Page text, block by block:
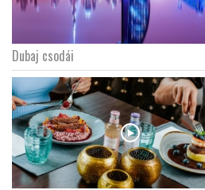
Dubaj csodái